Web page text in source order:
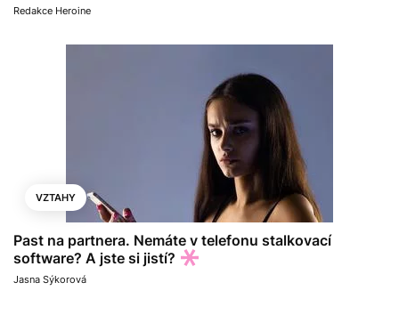
Redakce Heroine
VZTAHY
Past na partnera. Nemáte v telefonu stalkovací
software? A jste si jistí?
Jasna Sýkorová